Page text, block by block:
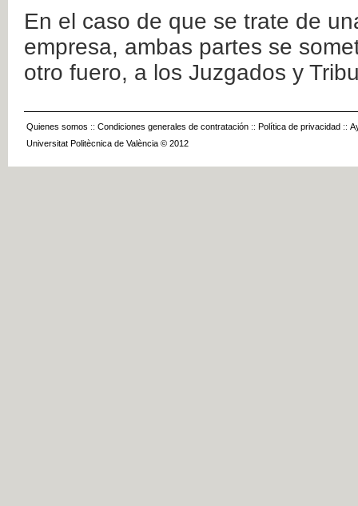
En el caso de que se trate de
empresa, ambas partes se
otro fuero, a los Juzgados y
Quienes somos :: Condiciones generales de contratación :: Política de privacidad ::
Universitat Politècnica de València © 2012